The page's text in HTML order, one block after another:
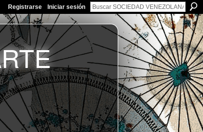
Registrarse Iniciar sesión